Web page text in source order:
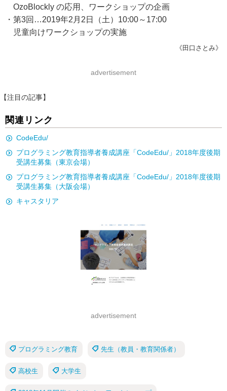
OzoBlockly の応用、ワークショップの企画
・第3回…2019年2月2日（土）10:00～17:00
児童向けワークショップの実施
《田口さとみ》
advertisement
【注目の記事】
関連リンク
CodeEdu/
プログラミング教育指導者養成講座「CodeEdu/」2018年度後期
受講生募集（東京会場）
プログラミング教育指導者養成講座「CodeEdu/」2018年度後期
受講生募集（大阪会場）
キャスタリア
advertisement
プログラミング教育 先生（教員・教育関係者）
高校生 大学生